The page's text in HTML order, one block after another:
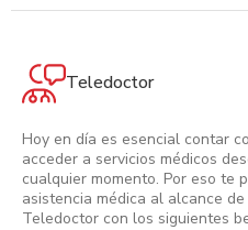
Teledoctor
Hoy en día es esencial contar
acceder a servicios médicos
cualquier momento. Por eso te
asistencia médica al alcance
Teledoctor con los siguientes